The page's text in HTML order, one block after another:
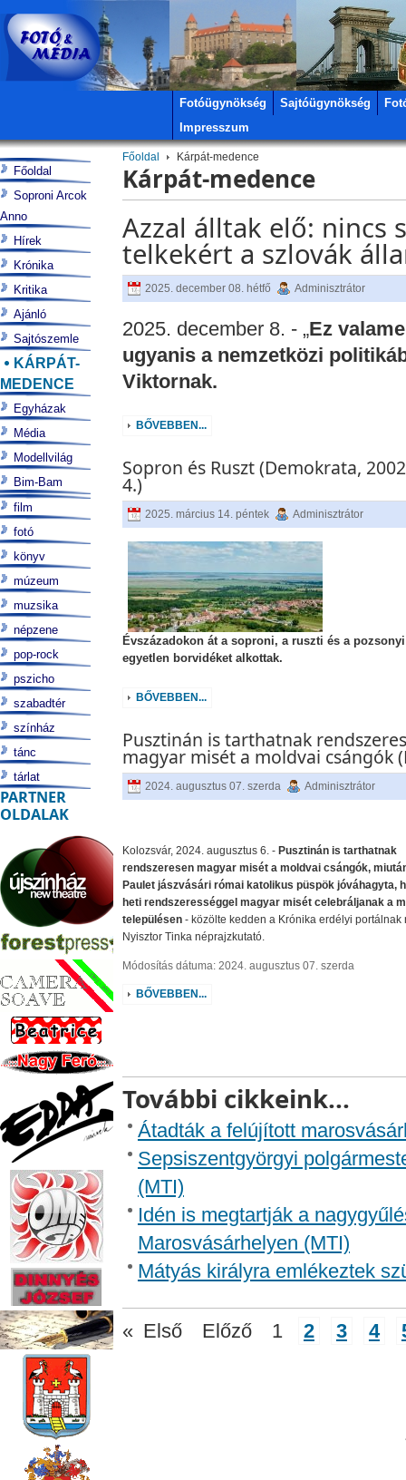
Fotóügynökség Sajtóügynökség
Impresszum
Főoldal Kárpát-medence
Kárpát-medence
Azzal álltak elő: nincs
telkekért a szlovák
2025. december 08. hétfő Adminisztrátor
2025. december 8. - „Ez
ugyanis a nemzetközi
Viktornak.
BŐVEBBEN...
Sopron és Ruszt (Demokrata,
4.)
2025. március 14. péntek Adminisztrátor
Évszázadokon át a soproni, a ruszti és a
egyetlen borvidéket alkottak.
BŐVEBBEN...
Pusztinán is tarthatnak
magyar misét a moldvai csángók
2024. augusztus 07. szerda Adminisztrátor
Kolozsvár, 2024. augusztus 6. - Pusztinán is tarthatnak
rendszeresen magyar misét a moldvai csángók,
Paulet jászvásári római katolikus püspök jóváhagyta,
heti rendszerességgel magyar misét celebráljanak a
településen- közölte kedden a Krónika erdélyi portálnak
Nyisztor Tinka néprajzkutató.
Módosítás dátuma: 2024. augusztus 07. szerda
BŐVEBBEN...
További cikkeink...
Átadták a felújított
Sepsiszentgyörgyi
(MTI)
Idén is megtartják a
Marosvásárhelyen (MTI)
Mátyás királyra emlékeztek
« Első Előző 1 2 3 4
Főoldal
Soproni Arcok
Anno
Hírek
Krónika
Kritika
Ajánló
Sajtószemle
KÁRPÁT-
MEDENCE
Egyházak
Média
Modellvilág
Bim-Bam
film
fotó
könyv
múzeum
muzsika
népzene
pop-rock
pszicho
szabadtér
színház
tánc
tárlat
PARTNER
OLDALAK